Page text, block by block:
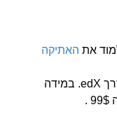
את האתיקה
התוכנית היא ללא עלות וניתן לגשת אליה דרך edX. במידה